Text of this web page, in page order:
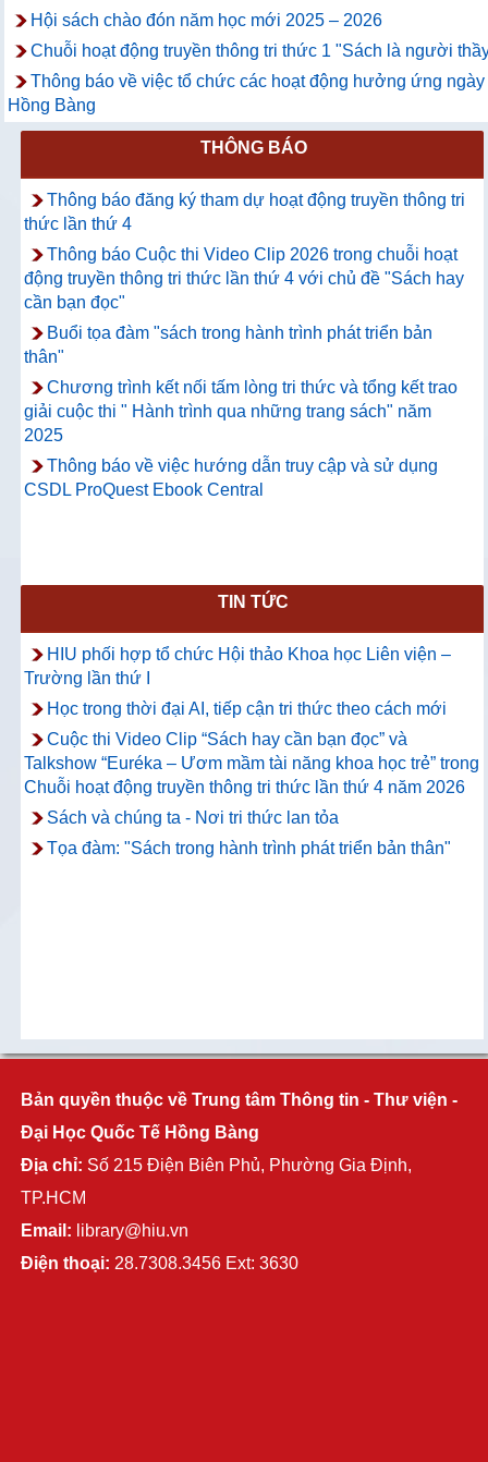
Hội sách chào đón năm học mới 2025 – 2026
Chuỗi hoạt động truyền thông tri thức 1 "Sách là người
Thông báo về việc tổ chức các hoạt động hưởng ứng
Hồng Bàng
THÔNG BÁO
Thông báo đăng ký tham dự hoạt động truyền thông tri
thức lần thứ 4
Thông báo Cuộc thi Video Clip 2026 trong chuỗi hoạt
động truyền thông tri thức lần thứ 4 với chủ đề "Sách hay
cần bạn đọc"
Buổi tọa đàm "sách trong hành trình phát triển bản
thân"
Chương trình kết nối tấm lòng tri thức và tổng kết trao
giải cuộc thi " Hành trình qua những trang sách" năm
2025
Thông báo về việc hướng dẫn truy cập và sử dụng
CSDL ProQuest Ebook Central
TIN TỨC
HIU phối hợp tổ chức Hội thảo Khoa học Liên viện –
Trường lần thứ I
Học trong thời đại AI, tiếp cận tri thức theo cách mới
Cuộc thi Video Clip “Sách hay cần bạn đọc” và
Talkshow “Euréka – Ươm mầm tài năng khoa học trẻ” trong
Chuỗi hoạt động truyền thông tri thức lần thứ 4 năm 2026
Sách và chúng ta - Nơi tri thức lan tỏa
Tọa đàm: "Sách trong hành trình phát triển bản thân"
Bản quyền thuộc về Trung tâm Thông tin - Thư viện -
Đại Học Quốc Tế Hồng Bàng
Địa chỉ: Số 215 Điện Biên Phủ, Phường Gia Định,
TP.HCM
Email: library@hiu.vn
Điện thoại: 28.7308.3456 Ext: 3630